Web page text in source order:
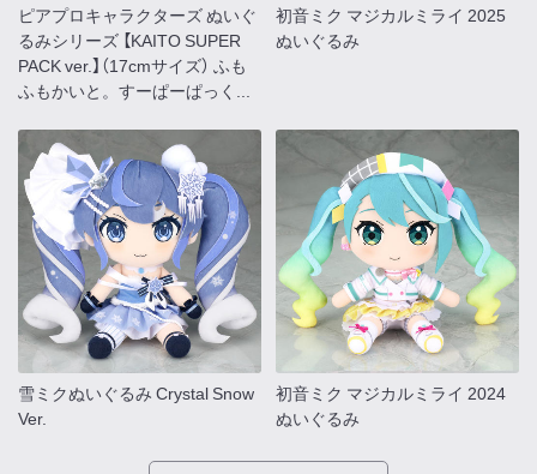
ピアプロキャラクターズ ぬいぐ
るみシリーズ 【KAITO SUPER
PACK ver.】（17cmサイズ） ふも
ふもかいと。すーぱーぱっく...
初音ミク マジカルミライ 2025
ぬいぐるみ
雪ミクぬいぐるみ Crystal Snow
Ver.
初音ミク マジカルミライ 2024
ぬいぐるみ